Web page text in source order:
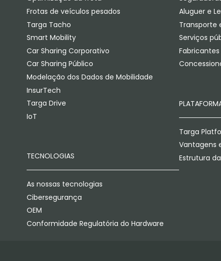
Frotas de veículos pesados
Targa Tacho
Smart Mobility
Car Sharing Corporativo
Car Sharing Público
Modelação dos Dados de Mobilidade
InsurTech
Targa Drive
IoT
TECNOLOGIAS
As nossas tecnologias
Cibersegurança
OEM
Conformidade Regulatória do Hardware
Aluguer e
Transporte
Serviços
Targa
Vantagens
Estrutura